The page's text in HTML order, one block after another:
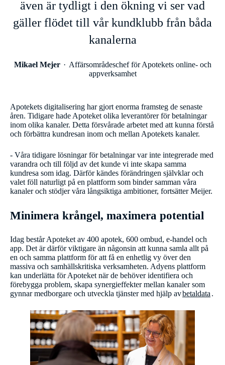
även är tydligt i den ökning vi ser vad
gäller flödet till vår kundklubb från båda
kanalerna
Mikael Mejer
Affärsområdeschef för Apotekets online- och
appverksamhet
Apotekets digitalisering har gjort enorma framsteg de senaste
åren. Tidigare hade Apoteket olika leverantörer för betalningar
inom olika kanaler. Detta försvårade arbetet med att kunna förstå
och förbättra kundresan inom och mellan Apotekets kanaler.
- Våra tidigare lösningar för betalningar var inte integrerade med
varandra och till följd av det kunde vi inte skapa samma
kundresa som idag. Därför kändes förändringen självklar och
valet föll naturligt på en plattform som binder samman våra
kanaler och stödjer våra långsiktiga ambitioner, fortsätter Meijer.
Minimera krångel, maximera potential
Idag består Apoteket av 400 apotek, 600 ombud, e-handel och
app. Det är därför viktigare än någonsin att kunna samla allt på
en och samma plattform för att få en enhetlig vy över den
massiva och samhällskritiska verksamheten. Adyens plattform
kan underlätta för Apoteket när de behöver identifiera och
förebygga problem, skapa synergieffekter mellan kanaler som
gynnar medborgare och utveckla tjänster med hjälp avbetaldata .